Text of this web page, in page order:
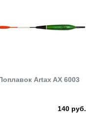
Artax AX 6003
140 руб.